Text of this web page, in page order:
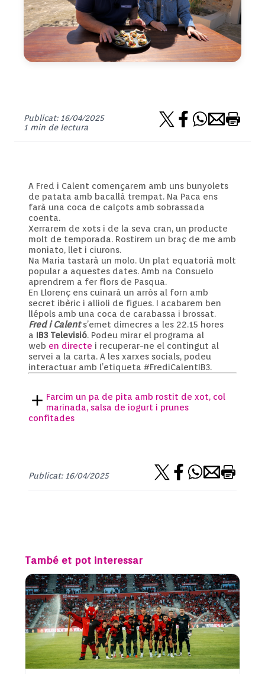
Publicat: 16/04/2025
1 min de lectura
A Fred i Calent començarem amb uns bunyolets
de patata amb bacallà trempat. Na Paca ens
farà una coca de calçots amb sobrassada
coenta.
Xerrarem de xots i de la seva cran, un producte
molt de temporada. Rostirem un braç de me amb
moniato, llet i ciurons.
Na Maria tastarà un molo. Un plat equatorià molt
popular a aquestes dates. Amb na Consuelo
aprendrem a fer flors de Pasqua.
En Llorenç ens cuinarà un arròs al forn amb
secret ibèric i allioli de figues. I acabarem ben
llépols amb una coca de carabassa i brossat.
Fred i Calents’emet dimecres a les 22.15 hores
a IB3 Televisió. Podeu mirar el programa al
web en directe i recuperar-ne el contingut al
servei a la carta. A les xarxes socials, podeu
interactuar amb l’etiqueta #FrediCalentIB3.
Farcim un pa de pita amb rostit de xot, col
marinada, salsa de iogurt i prunes
confitades
Publicat: 16/04/2025
També et pot interessar